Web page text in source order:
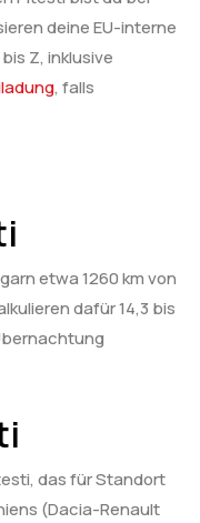
deine EU-interne
Z, inklusive
, falls
etwa 1260 km von
dafür 14,3 bis
das für Standort
(Dacia-Renault